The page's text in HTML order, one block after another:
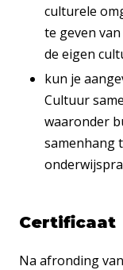
culturele
te geven
de eigen
kun je
Cultuur
waaronder
samenhang
Certificaat
Na afronding